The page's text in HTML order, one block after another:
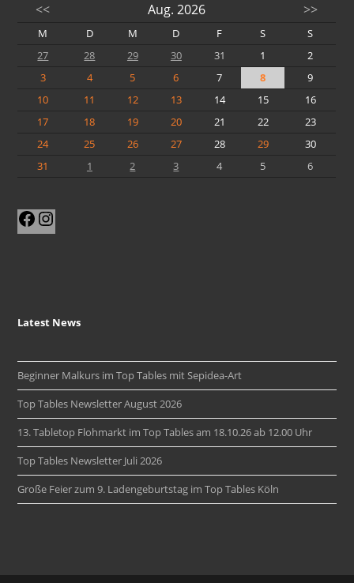
<< Aug. 2026 >>
M D M D F S
S
27
28 29 30 31 1
2
3
4 5 6 7 8
9
10
11 12 13 14 15
16
17
18 19 20 21 22
23
24
25 26 27 28 29
30
31
1 2 3 4 5 6
Facebook
Latest News
Beginner Malkurs im Top Tables mit Sepidea-Art
Top Tables Newsletter August 2026
13. Tabletop Flohmarkt im Top Tables am 18.10.26 ab 12.00 Uhr
Top Tables Newsletter Juli 2026
Große Feier zum 9. Ladengeburtstag im Top Tables Köln